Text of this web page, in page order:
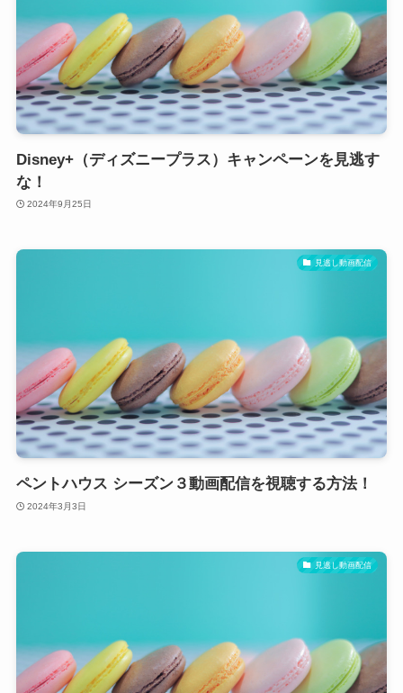
Disney+（ディズニープラス）キャンペーンを見逃す
な！
2024年9月25日
見逃し動画配信
ペントハウス シーズン３動画配信を視聴する方法！
2024年3月3日
見逃し動画配信